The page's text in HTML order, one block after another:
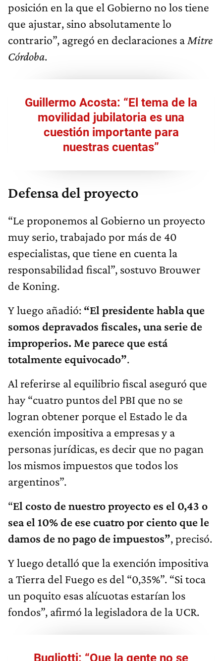
posición en la que el Gobierno no los tiene
que ajustar, sino absolutamente lo
contrario”, agregó en declaraciones a Mitre
Córdoba.
Guillermo Acosta: “El tema de la
movilidad jubilatoria es una
cuestión importante para
nuestras cuentas”
Defensa del proyecto
“Le proponemos al Gobierno un proyecto
muy serio, trabajado por más de 40
especialistas, que tiene en cuenta la
responsabilidad fiscal”, sostuvo Brouwer
de Koning.
Y luego añadió: “El presidente habla que
somos depravados fiscales, una serie de
improperios. Me parece que está
totalmente equivocado”.
Al referirse al equilibrio fiscal aseguró que
hay “cuatro puntos del PBI que no se
logran obtener porque el Estado le da
exención impositiva a empresas y a
personas jurídicas, es decir que no pagan
los mismos impuestos que todos los
argentinos”.
“El costo de nuestro proyecto es el 0,43 o
sea el 10%de ese cuatro por ciento que le
damos de no pago de impuestos”, precisó.
Y luego detalló que la exención impositiva
a Tierra del Fuego es del “0,35%”. “Si toca
un poquito esas alícuotas estarían los
fondos”, afirmó la legisladora de la UCR.
Bugliotti: “Que la gente no se